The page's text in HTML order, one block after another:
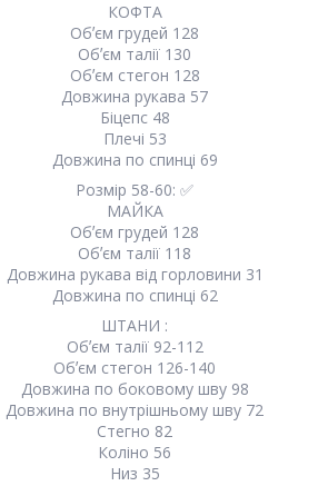
КОФТА
Обʼєм грудей 128
Обʼєм талії 130
Обʼєм стегон 128
Довжина рукава 57
Біцепс 48
Плечі 53
Довжина по спинці 69
Розмір 58-60: ✅
МАЙКА
Обʼєм грудей 128
Обʼєм талії 118
Довжина рукава від горловини 31
Довжина по спинці 62
ШТАНИ :
Обʼєм талії 92-112
Обʼєм стегон 126-140
Довжина по боковому шву 98
Довжина по внутрішньому шву 72
Стегно 82
Коліно 56
Низ 35